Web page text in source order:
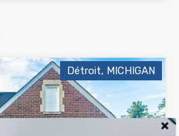
Détroit, MICHIGAN